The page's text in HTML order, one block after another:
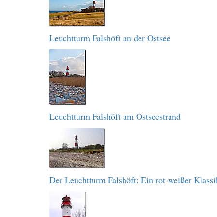
Leuchtturm Falshöft an der Ostsee
Leuchtturm Falshöft am Ostseestrand
Der Leuchtturm Falshöft: Ein rot-weißer